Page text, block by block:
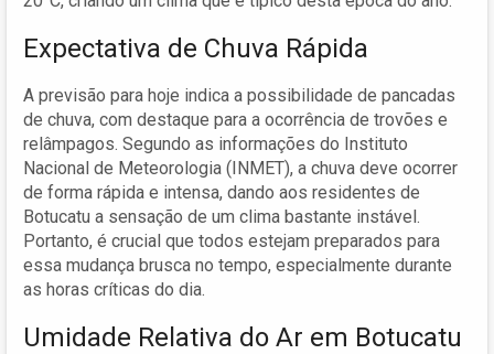
Expectativa de Chuva Rápida
A previsão para hoje indica a possibilidade de pancadas
de chuva, com destaque para a ocorrência de trovões e
relâmpagos. Segundo as informações do Instituto
Nacional de Meteorologia (INMET), a chuva deve ocorrer
de forma rápida e intensa, dando aos residentes de
Botucatu a sensação de um clima bastante instável.
Portanto, é crucial que todos estejam preparados para
essa mudança brusca no tempo, especialmente durante
as horas críticas do dia.
Umidade Relativa do Ar em Botucatu